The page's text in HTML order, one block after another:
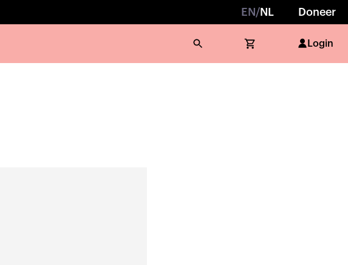
EN /NL Doneer
Login